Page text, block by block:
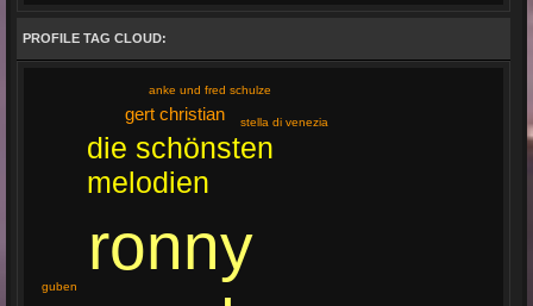
PROFILE TAG CLOUD:
ronny
die schönsten
melodien
gert christian
anke und fred schulze
guben
stella di venezia